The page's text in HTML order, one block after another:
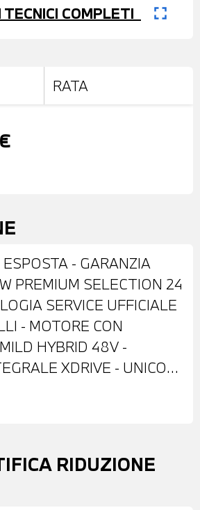
TECNICI COMPLETI fullscreen
RATA
- GARANZIA
PREMIUM SELECTION 24
SERVICE UFFICIALE
- MOTORE CON
HYBRID 48V -
XDRIVE - UNICO
DI: CERCHI IN LEGA DA
ESTERNI RICHIUDIBILI
E ANTIABBAGLIANTI -
RIDUZIONE